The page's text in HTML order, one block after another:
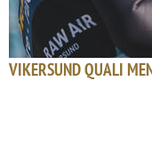
VIKERSUND QUALI